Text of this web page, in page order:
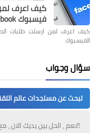
كيف اعرف
فيسبوك Facebook
الفيسبوك
سؤال وجواب
تبحث عن مستجدات عالم
!!نعم , الحل بين يديك الان